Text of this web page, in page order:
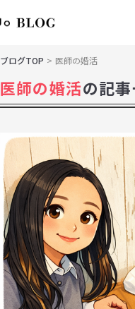
ブログTOP 医師の婚活
医師の婚活の記